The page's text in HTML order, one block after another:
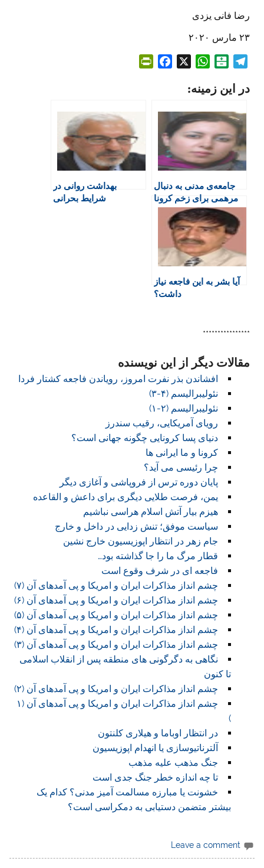
رضا فانی یزدی
۲۳ مارس ۲۰۲۰
l
g
r
a
m
a
r
i
n
W
a
s
A
p
p
F
r
i
e
در این زمینه:
جامعه‌ی مدنی به دنبال
مرهمی برای زخم کرونا
بهداشت روانی در
شرایط بحرانی
آیا بشر به این فاجعه نیاز
داشت؟
****************
مقالات دیگر از این نویسنده
افشاندن بذر نفرت امروز، رویاندن فاجعه کشتار فردا
نئولیبرالیسم (۴-۳)
نئولیبرالیسم (۲-۱)
رویای آمریکایی، رقیب سندرز
دنیای پسا کرونایی چگونه جهانی است؟
کرونا و ما ایرانی ها
چرا رئیسی می آید؟
پایان دوره ترس از فروپاشی و آغازی دیگر
یمن، فرصت طلایی دیگری برای داعش و القاعده
هیزم بیار آتش اسلام هراسی نباشیم
سیاست موفق؛ تنش زدایی در داخل و خارج
جام زهر در انتظار اپوزیسیون خارج نشین
قطار مرگ ما را جا گذاشته بود…
فاجعه ای در شرف وقوع است
چشم انداز مذاکرات ایران و امریکا و پی آمدهای آن (۷)
چشم انداز مذاکرات ایران و امریکا و پی آمدهای آن (۶)
چشم انداز مذاکرات ایران و امریکا و پی آمدهای آن (۵)
چشم انداز مذاکرات ایران و امریکا و پی آمدهای آن (۴)
چشم انداز مذاکرات ایران و امریکا و پی آمدهای آن (۳)
نگاهی به دگرگونی های منطقه پس از انقلاب اسلامی
تا کنون
چشم انداز مذاکرات ایران و امریکا و پی آمدهای آن (۲)
چشم انداز مذاکرات ایران و امریکا و پی آمدهای آن (۱
)
در انتظار اوباما و هیلاری کلنتون
آلترناتیوسازی یا انهدام اپوزیسیون
جنگ مذهب علیه مذهب
تا چه اندازه خطر جنگ جدی است
خشونت یا مبارزه مسالمت آمیز مدنی؟ کدام یک
بیشتر متضمن دستیابی به دمکراسی است؟
Leave a comment